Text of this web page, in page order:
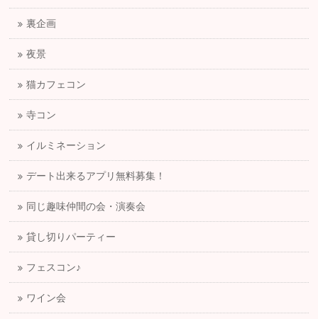
裏企画
夜景
猫カフェコン
寺コン
イルミネーション
デート出来るアプリ無料募集！
同じ趣味仲間の会・演奏会
貸し切りパーティー
フェスコン♪
ワイン会